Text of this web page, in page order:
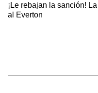
¡Le rebajan la sanción!
al Everton